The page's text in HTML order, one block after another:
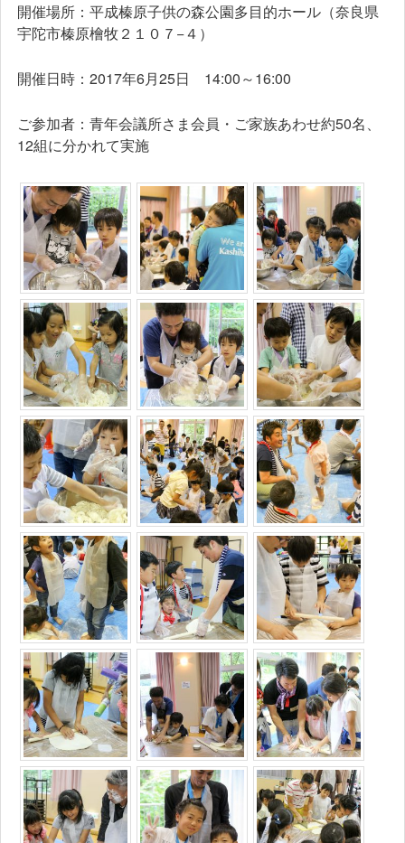
開催場所：平成榛原子供の森公園多目的ホール（奈良県
宇陀市榛原檜牧２１０７−４）
開催日時：2017年6月25日 14:00～16:00
ご参加者：青年会議所さま会員・ご家族あわせ約50名、
12組に分かれて実施